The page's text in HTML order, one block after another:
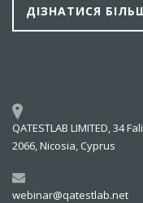
ДІЗНАТИСЯ
QATESTLAB LIMITED, 34
2066, Nicosia, Cyprus
webinar@qatestlab.net